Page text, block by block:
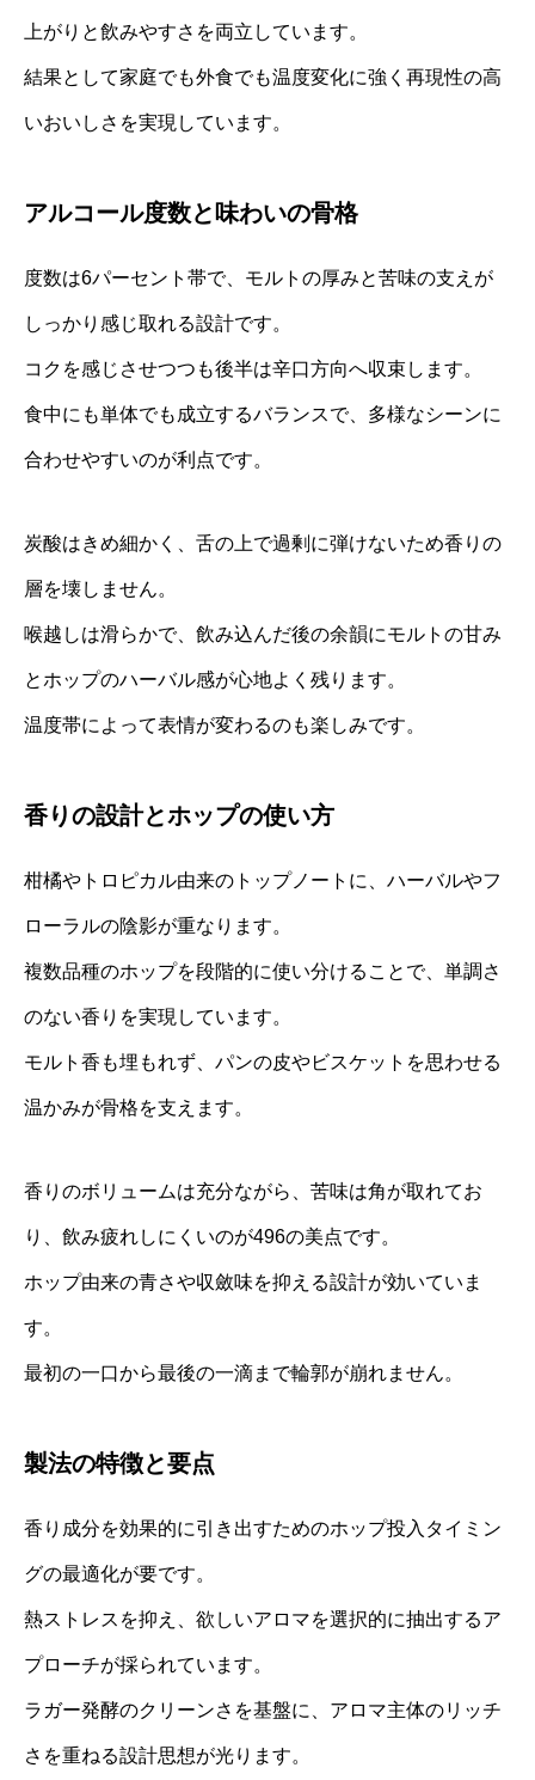
上がりと飲みやすさを両立しています。
結果として家庭でも外食でも温度変化に強く再現性の高
いおいしさを実現しています。
アルコール度数と味わいの骨格
度数は6パーセント帯で、モルトの厚みと苦味の支えが
しっかり感じ取れる設計です。
コクを感じさせつつも後半は辛口方向へ収束します。
食中にも単体でも成立するバランスで、多様なシーンに
合わせやすいのが利点です。
炭酸はきめ細かく、舌の上で過剰に弾けないため香りの
層を壊しません。
喉越しは滑らかで、飲み込んだ後の余韻にモルトの甘み
とホップのハーバル感が心地よく残ります。
温度帯によって表情が変わるのも楽しみです。
香りの設計とホップの使い方
柑橘やトロピカル由来のトップノートに、ハーバルやフ
ローラルの陰影が重なります。
複数品種のホップを段階的に使い分けることで、単調さ
のない香りを実現しています。
モルト香も埋もれず、パンの皮やビスケットを思わせる
温かみが骨格を支えます。
香りのボリュームは充分ながら、苦味は角が取れてお
り、飲み疲れしにくいのが496の美点です。
ホップ由来の青さや収斂味を抑える設計が効いていま
す。
最初の一口から最後の一滴まで輪郭が崩れません。
製法の特徴と要点
香り成分を効果的に引き出すためのホップ投入タイミン
グの最適化が要です。
熱ストレスを抑え、欲しいアロマを選択的に抽出するア
プローチが採られています。
ラガー発酵のクリーンさを基盤に、アロマ主体のリッチ
さを重ねる設計思想が光ります。